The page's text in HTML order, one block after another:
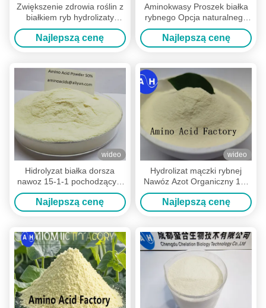
Zwiększenie zdrowia roślin z
białkiem ryb hydrolizaty
mięso rybne nawozy
naturalne i skuteczne
wzmacniacz wzrostu
Najlepszą cenę
Aminokwasy Proszek białka
rybnego Opcja naturalnego
nawozu dla ogrodów i
gospodarstw rolnych
Najlepszą cenę
wideo
Hidrolyzat białka dorsza
nawoz 15-1-1 pochodzący z
fermentacji enzymatycznej
Najlepszą cenę
wideo
Hydrolizat mączki rybnej
Nawóz Azot Organiczny 15-
0-0 Producent
Najlepszą cenę